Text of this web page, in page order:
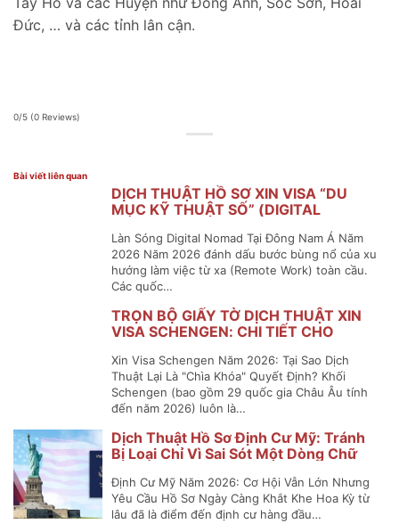
Đức, … và các tỉnh lân cận.
0/5 (0 Reviews)
Bài viết liên quan
DỊCH THUẬT HỒ SƠ XIN VISA “DU
MỤC KỸ THUẬT SỐ” (DIGITAL
Làn Sóng Digital Nomad Tại Đông Nam Á Năm
2026 Năm 2026 đánh dấu bước bùng nổ của xu
hướng làm việc từ xa (Remote Work) toàn cầu.
Các quốc…
TRỌN BỘ GIẤY TỜ DỊCH THUẬT XIN
VISA SCHENGEN: CHI TIẾT CHO
Xin Visa Schengen Năm 2026: Tại Sao Dịch
Thuật Lại Là "Chìa Khóa" Quyết Định? Khối
Schengen (bao gồm 29 quốc gia Châu Âu tính
đến năm 2026) luôn là…
Dịch Thuật Hồ Sơ Định Cư Mỹ: Tránh
Bị Loại Chỉ Vì Sai Sót Một Dòng Chữ
Định Cư Mỹ Năm 2026: Cơ Hội Vẫn Lớn Nhưng
Yêu Cầu Hồ Sơ Ngày Càng Khắt Khe Hoa Kỳ từ
lâu đã là điểm đến định cư hàng đầu…